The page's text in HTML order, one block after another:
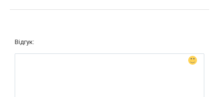
Відгук: